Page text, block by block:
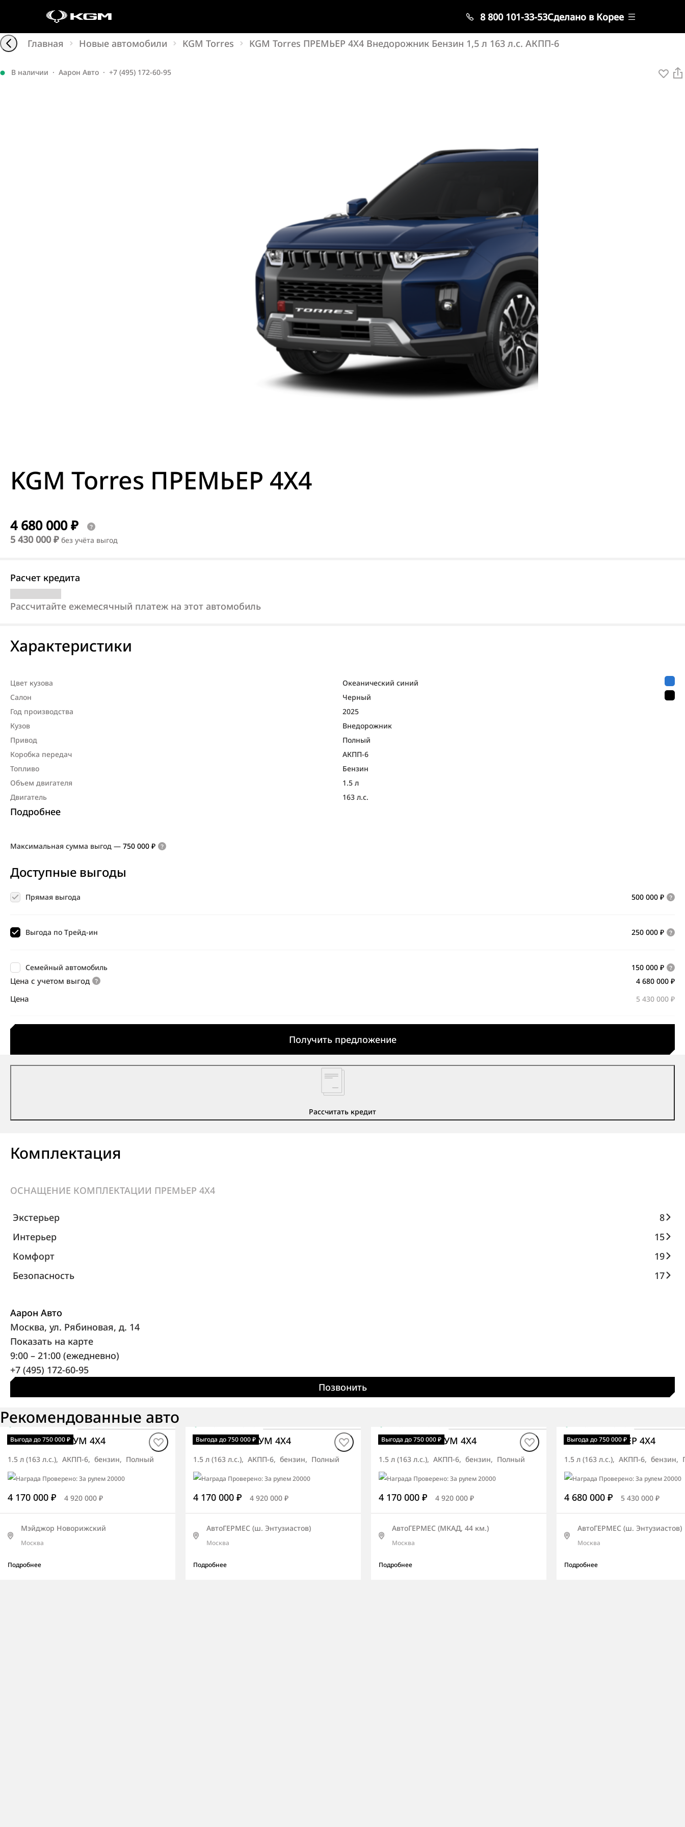
8 800 101-33-53Сделано в Корее
Главная Новые автомобили KGM Torres KGM Torres ПРЕМЬЕР 4X4 Внедорожник Бензин 1,5 л 163 л.с. АКПП-6
В наличии · Аарон Авто · +7 (495) 172-60-95
KGM Torres ПРЕМЬЕР 4X4
4 680 000 ₽
5 430 000 ₽ без учёта выгод
Расчет кредита
Рассчитайте ежемесячный платеж на этот автомобиль
Характеристики
Цвет кузова
Океанический синий
Салон
Черный
Год производства
2025
Кузов
Внедорож­ник
Привод
Полный
Коробка передач
АКПП-6
Топливо
Бензин
Объем двигателя
1.5 л
Двигатель
163 л.с.
Подробнее
Максимальная сумма выгод — 750 000 ₽
Доступные выгоды
500 000 ₽
Прямая выгода
250 000 ₽
Выгода по Трейд-ин
150 000 ₽
Семейный автомобиль
Цена с учетом выгод 4 680 000 ₽
Цена 5 430 000 ₽
Получить предложение
Рассчитать кредит
Комплектация
ОСНАЩЕНИЕ КОМПЛЕКТАЦИИ ПРЕМЬЕР 4X4
Экстерьер
8
Интерьер
15
Комфорт
19
Безопасность
17
Аарон Авто
Москва, ул. Рябиновая, д. 14
Показать на карте
9:00 – 21:00 (ежедневно)
+7 (495) 172-60-95
Позвонить
Рекомендованные авто
Выгода до 750 000 ₽
В наличии· авто
Torres ОПТИМУМ 4X4
1.5 л (163 л.с.), АКПП-6, бензин, Полный
4 170 000 ₽ 4 920 000 ₽
Мэйджор Новорижский
Москва
Подробнее
Выгода до 750 000 ₽
Torres ОПТИМУМ 4X4
1.5 л (163 л.с.), АКПП-6, бензин, Полный
4 170 000 ₽ 4 920 000 ₽
АвтоГЕРМЕС (ш. Энтузиастов)
Москва
Подробнее
Выгода до 750 000 ₽
Torres ОПТИМУМ 4X4
1.5 л (163 л.с.), АКПП-6, бензин, Полный
4 170 000 ₽ 4 920 000 ₽
АвтоГЕРМЕС (МКАД, 44 км.)
Москва
Подробнее
Выгода до 750 000 ₽
Torres ПРЕМЬЕР 4X4
1.5 л (163 л.с.), АКПП-6, бензин,
4 680 000 ₽ 5 430 000 ₽
АвтоГЕРМЕС (ш. Энтузиастов)
Москва
Подробнее